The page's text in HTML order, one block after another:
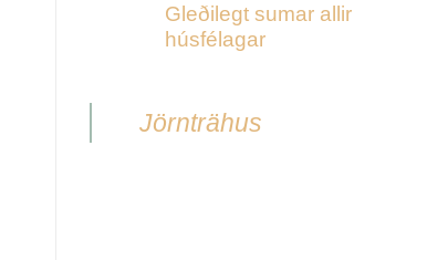
Gleðilegt sumar allir
húsfélagar
Jörnträhus